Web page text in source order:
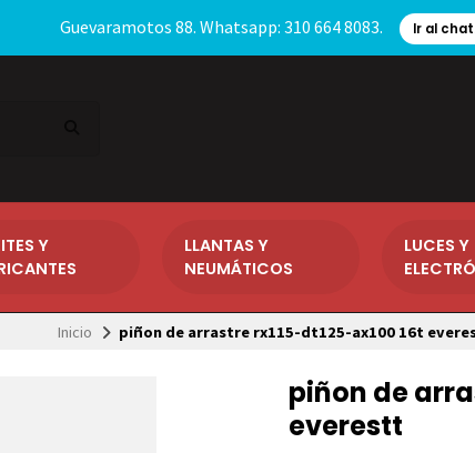
Guevaramotos 88. Whatsapp: 310 664 8083. Ir al
Y
LLANTAS Y
NEUMÁTICOS
LUCES Y
Inicio piñon de arrastre rx115-dt125-ax100 16t
piñon de
everestt